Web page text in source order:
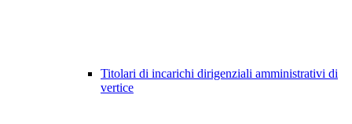
Titolari di incarichi dirigenziali amministrativi di
vertice